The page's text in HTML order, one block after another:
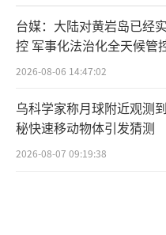
生态复杂，某些势
化，试图通过制造
多的声音指出，这种
最大贸易伙伴之一。
干扰，两岸经贸往来
的合作路径正是为
台媒：大陆对黄岩岛已经
控 军事化法治化全天候管
2026-08-06 14:47:02
乌科学家称月球附近观测
秘快速移动物体引发猜测
2026-08-07 09:19:38